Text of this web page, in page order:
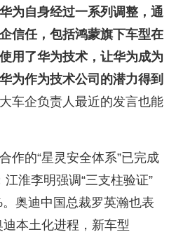
为自身经过一系列调整，通
信任，包括鸿蒙旗下车型在
用了华为技术，让华为成为
为作为技术公司的潜力得到
车企负责人最近的发言也能
作的“星灵安全体系”已完成
淮李明强调“三支柱验证”
奥迪中国总裁罗英瀚也表
本土化进程，新车型